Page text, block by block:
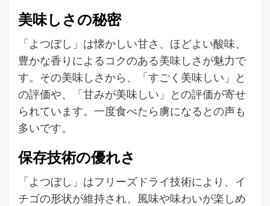
美味しさの秘密
「よつぼし」は懐かしい甘さ、ほどよい酸味、
豊かな香りによるコクのある美味しさが魅力で
す。その美味しさから、「すごく美味しい」と
の評価や、「甘みが美味しい」との評価が寄せ
られています。一度食べたら虜になるとの声も
多いです。
保存技術の優れさ
「よつぼし」はフリーズドライ技術により、イ
チゴの形状が維持され、風味や味わいが楽しめ